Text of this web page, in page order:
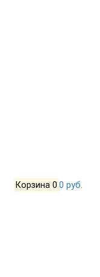
Корзина 0 0 руб.